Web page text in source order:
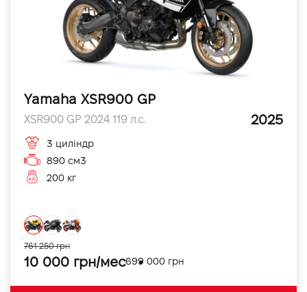
Yamaha XSR900 GP
XSR900 GP 2024 119 л.с. 2025
3 циліндр
890 см3
200 кг
10 000 грн/мес699 000 грн
761 250 грн